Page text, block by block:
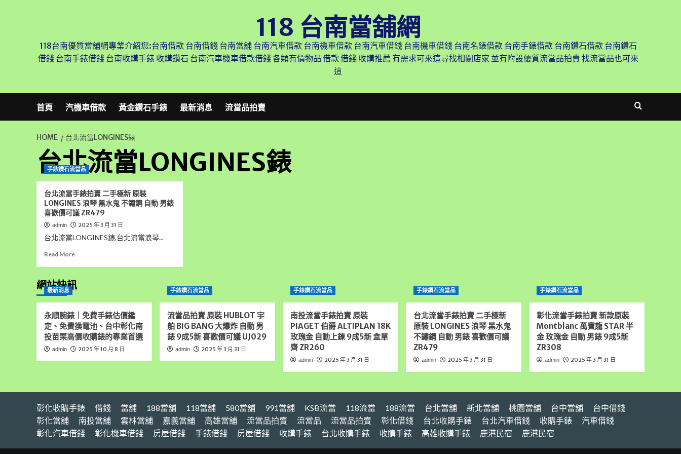
118 台南當舖網
118台南優質當舖網專業介紹您:台南借款 台南借錢 台南當舖 台南汽車借款 台南機車借款 台南汽車借錢 台南機車借錢 台南名錶借款 台南手錶借款 台南鑽石借款 台南鑽石
借錢 台南手錶借錢 台南收購手錶 收購鑽石 台南汽車機車借款借錢 各類有價物品 借款 借錢 收購推薦 有需求可來這尋找相關店家 並有附設優質流當品拍賣 找流當品也可來
這
首頁 汽機車借款 黃金鑽石手錶 最新消息 流當品拍賣
HOME 台北流當LONGINES錶
台北流當LONGINES錶
手錶鑽石流當品
台北流當手錶拍賣 二手極新 原裝
LONGINES 浪琴 黑水鬼 不鏽鋼 自動 男錶
喜歡價可議 ZR479
admin 2025 年 3 月 31 日
台北流當LONGINES錶,台北流當浪琴...
Read MoreRead
台
北
流
當
手
錶
拍
賣
裝
LONGINES
浪
琴
網站快訊
最新消息
永順腕錶｜免費手錶估價鑑
定、免費換電池、台中彰化南
投苗栗高價收購錶的專業首選
admin 2025 年 10 月 8 日
手錶鑽石流當品
流當品拍賣 原裝 HUBLOT 宇
舶 BIG BANG 大爆炸 自動 男
錶 9成5新 喜歡價可議 UJ029
admin 2025 年 3 月 31 日
手錶鑽石流當品
南投流當手錶拍賣 原裝
PIAGET 伯爵 ALTIPLAN 18K
玫瑰金 自動上鍊 9成5新 盒單
齊 ZR260
admin 2025 年 3 月 31 日
手錶鑽石流當品
台北流當手錶拍賣 二手極新
原裝 LONGINES 浪琴 黑水鬼
不鏽鋼 自動 男錶 喜歡價可議
ZR479
admin 2025 年 3 月 31 日
手錶鑽石流當品
彰化流當手錶拍賣 新款原裝
Montblanc 萬寶龍 STAR 半
金 玫瑰金 自動 男錶 9成5新
ZR308
admin 2025 年 3 月 31 日
彰化收購手錶 借錢 當舖 188當舖 118當舖 580當舖 991當舖 KSB流當 118流當 188流當 台北當舖 新北當舖 桃園當舖 台中當舖
台中借錢
彰化當舖
南投當舖 雲林當舖 嘉義當舖 高雄當舖 流當品拍賣 流當品 流當品拍賣 彰化借錢 台北收購手錶 台北汽車借錢 收購手錶
汽車借錢
彰化汽車借錢
彰化機車借錢 房屋借錢 手錶借錢 房屋借錢 收購手錶 台北收購手錶 收購手錶 高雄收購手錶 鹿港民宿 鹿港民宿